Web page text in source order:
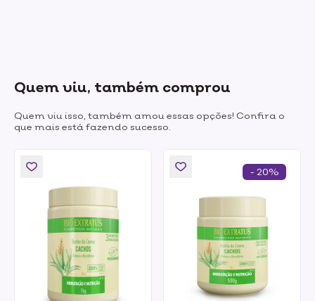
Quem viu, também comprou
Quem viu isso, também amou essas opções! Confira o
que mais está fazendo sucesso.
- 20%